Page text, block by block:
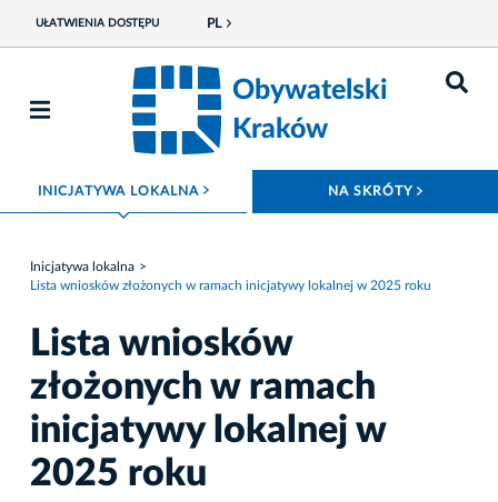
UŁATWIENIA DOSTĘPU PL
Obywatelski
Kraków
INICJATYWA LOKALNA ROZWIŃ MENU NA SKRÓTY
Inicjatywa lokalna
Lista wniosków złożonych w ramach inicjatywy lokalnej w 2025 roku
Lista wniosków
złożonych w ramach
inicjatywy lokalnej w
2025 roku